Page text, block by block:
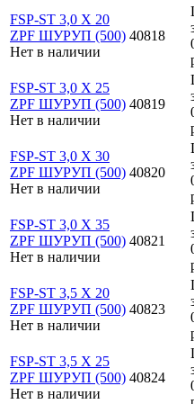
FSP-ST 3,0 X 20
ZPF ШУРУП (500)
Нет в наличии
40818
FSP-ST 3,0 X 25
ZPF ШУРУП (500)
Нет в наличии
40819
FSP-ST 3,0 X 30
ZPF ШУРУП (500)
Нет в наличии
40820
FSP-ST 3,0 X 35
ZPF ШУРУП (500)
Нет в наличии
40821
FSP-ST 3,5 X 20
ZPF ШУРУП (500)
Нет в наличии
40823
FSP-ST 3,5 X 25
ZPF ШУРУП (500)
Нет в наличии
40824